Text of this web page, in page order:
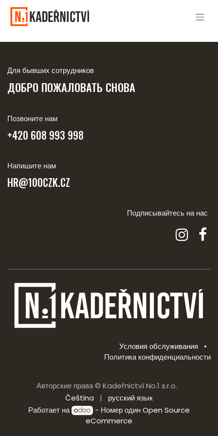
Для бывших сотрудников
ДОБРО ПОЖАЛОВАТЬ СНОВА
Позвоните нам
+420 608 993 998
Напишите нам
HR@100CZK.CZ
Подписывайтесь на нас
Условия обслуживания
•
Политика конфиденциальности
Авторские права © Kadeřnictví No.1 s.r.o.
Čeština
|
русский язык
Работает на
- Номер одинOpen Source
eCommerce